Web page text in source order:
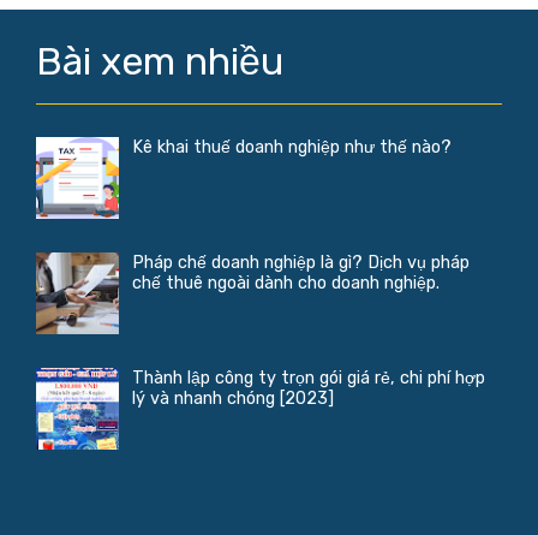
Bài xem nhiều
Kê khai thuế doanh nghiệp như thế nào?
Pháp chế doanh nghiệp là gì? Dịch vụ pháp
chế thuê ngoài dành cho doanh nghiệp.
Thành lập công ty trọn gói giá rẻ, chi phí hợp
lý và nhanh chóng [2023]